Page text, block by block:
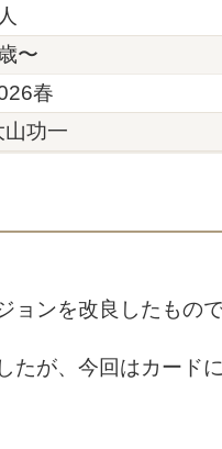
〜
春
山功一
ョンを改良したもので
たが、今回はカード